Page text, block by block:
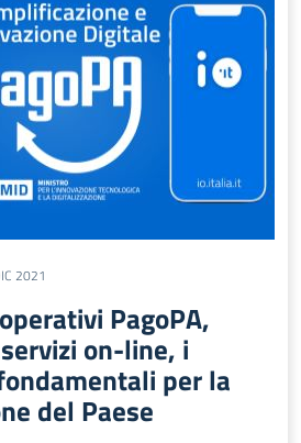
2021
PagoPA,
on-line, i
per la
del Paese